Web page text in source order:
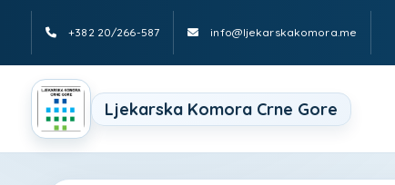
+382 20/266-587 info@ljekarskakomora.me
Ljekarska Komora Crne Gore